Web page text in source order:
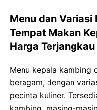
Menu dan Variasi
Tempat Makan
Harga Terjangkau
Menu kepala kambing
beragam, dengan
pecinta kuliner.
kambing, masing-